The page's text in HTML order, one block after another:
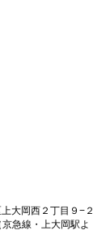
大岡西２丁目９−２
急線・上大岡駅よ